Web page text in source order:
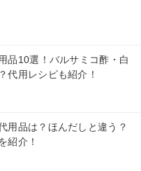
品10選！バルサミコ酢・白
代用レシピも紹介！
用品は？ほんだしと違う？
紹介！